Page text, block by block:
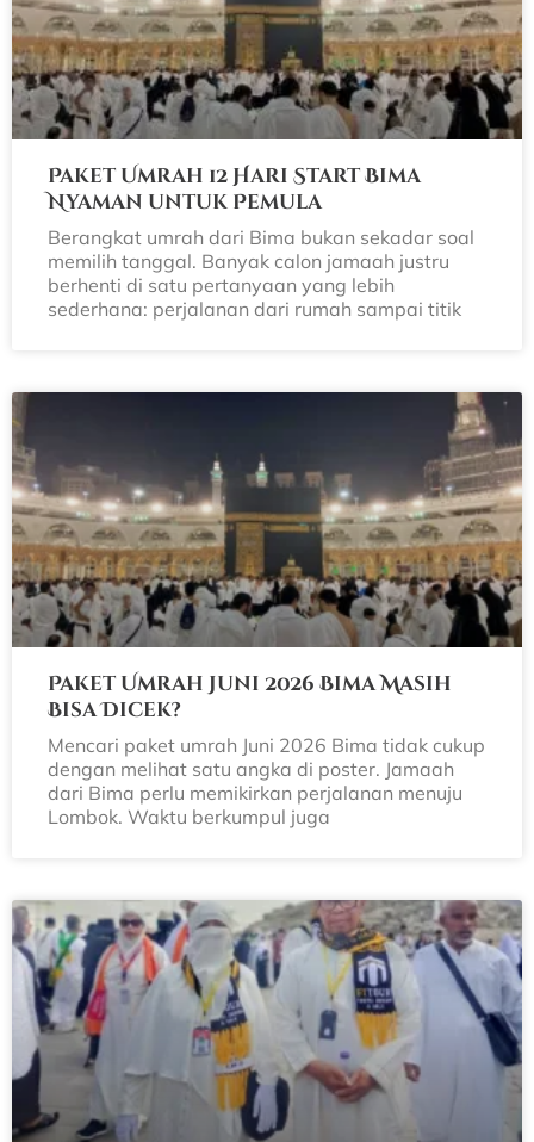
Paket Umrah 12 Hari Start Bima
Nyaman untuk Pemula
Berangkat umrah dari Bima bukan sekadar soal
memilih tanggal. Banyak calon jamaah justru
berhenti di satu pertanyaan yang lebih
sederhana: perjalanan dari rumah sampai titik
Paket Umrah Juni 2026 Bima Masih
Bisa Dicek?
Mencari paket umrah Juni 2026 Bima tidak cukup
dengan melihat satu angka di poster. Jamaah
dari Bima perlu memikirkan perjalanan menuju
Lombok. Waktu berkumpul juga